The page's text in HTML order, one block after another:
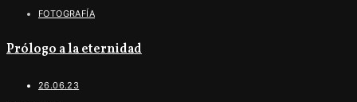
FOTOGRAFÍA
Prólogo a la eternidad
26.06.23